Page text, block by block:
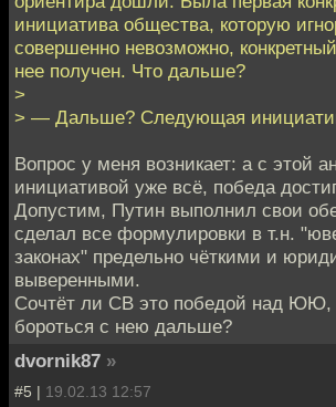
инициатива общества, которую
совершенно невозможно,
нее получен. Что дальше?
>
> — Дальше? Следующая
Вопрос у меня возникает: а с этой
инициативой уже всё, победа
Допустим, Путин выполнил свои
сделал все формулировки в т.н.
законах" предельно чёткими и
выверенными.
Сочтёт ли СВ это победой над ЮЮ,
бороться с нею дальше?
dvornik87 »
#5 | 19.02.13 12:57